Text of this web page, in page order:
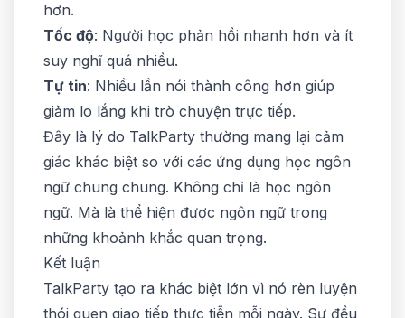
hơn.
Tốc độ: Người học phản hồi nhanh hơn và ít
suy nghĩ quá nhiều.
Tự tin: Nhiều lần nói thành công hơn giúp
giảm lo lắng khi trò chuyện trực tiếp.
Đây là lý do TalkParty thường mang lại cảm
giác khác biệt so với các ứng dụng học ngôn
ngữ chung chung. Không chỉ là học ngôn
ngữ. Mà là thể hiện được ngôn ngữ trong
những khoảnh khắc quan trọng.
Kết luận
TalkParty tạo ra khác biệt lớn vì nó rèn luyện
thói quen giao tiếp thực tiễn mỗi ngày. Sự đều